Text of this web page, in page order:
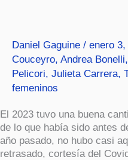
Daniel Gaguine / enero 3,
Couceyro, Andrea Bonelli,
Pelicori, Julieta Carrera,
femeninos
El 2023 tuvo una buena
de lo que había sido antes
año pasado, no hubo casi
retrasado, cortesía del
2023